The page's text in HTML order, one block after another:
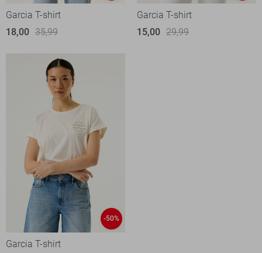
Garcia T-shirt
18,00 35,99
Garcia T-shirt
15,00 29,99
-50%
Garcia T-shirt